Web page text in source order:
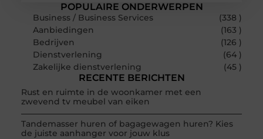
POPULAIRE ONDERWERPEN
Business / Business Services
(338 )
Aanbiedingen
(163 )
Bedrijven
(126 )
Dienstverlening
(64 )
Zakelijke dienstverlening
(45 )
RECENTE BERICHTEN
Rust en ruimte in de woonkamer met een
zwevend tv meubel van eiken
Tandemasser huren of bagagewagen huren? Kies
de juiste aanhanger voor jouw klus